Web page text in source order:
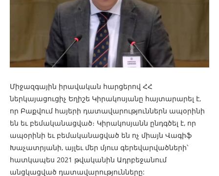
Միջազգային իրավական հարցերով ՀՀ
ներկայացուցիչ Եղիշե Կիրակոսյանը հայտարարել է,
որ Բաքվում հայերի դատավարություններն ապօրինի
են եւ բեմականացված։ Կիրակոսյանն ընդգծել է, որ
ապօրինի եւ բեմականացված են ոչ միայն Վագիֆ
Խաչատրյանի, այլեւ մեր մյուս գերեվարվածների՝
հատկապես 2021 թվականին Ադրբեջանում
անցկացված դատավարությունները: